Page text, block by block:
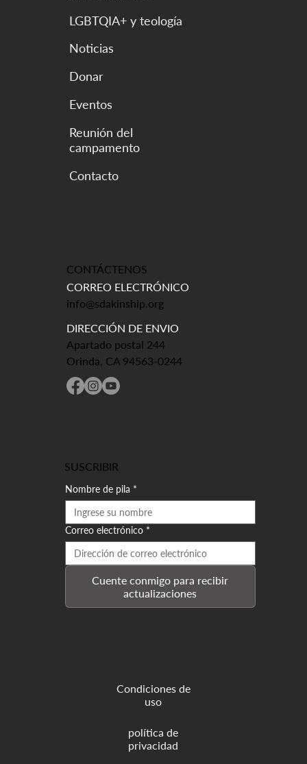
Eventos
Reunión del
campamento
LGBTQIA+ y teología
Noticias
Donar
CONTÁCTENOS
CORREO ELECTRÓNICO
info@sdakinship.org
DIRECCIÓN DE ENVIO
Apartado postal 244
Orinda, CA 94563-0244
SUSCRIBIR
Nombre de pila *
Correo electrónico *
Cuente conmigo para recibir
actualizaciones
Condiciones de
uso
política de
privacidad